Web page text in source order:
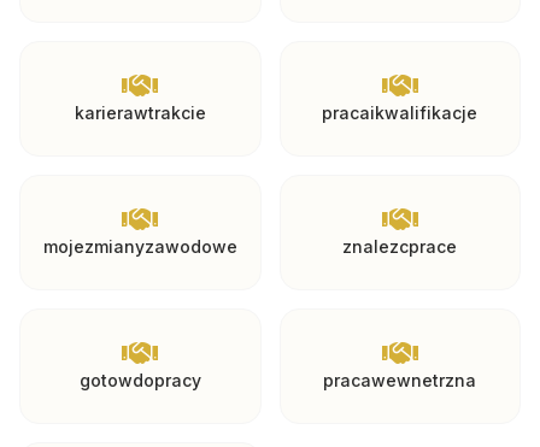
karierawtrakcie pracaikwalifikacje
mojezmianyzawodowe znalezcprace
gotowdopracy pracawewnetrzna